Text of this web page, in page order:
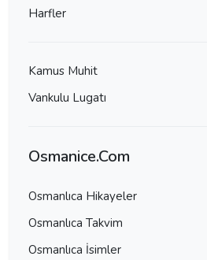
Harfler
Kamus Muhit
Vankulu Lugatı
Osmanice.Com
Osmanlıca Hikayeler
Osmanlıca Takvim
Osmanlıca İsimler